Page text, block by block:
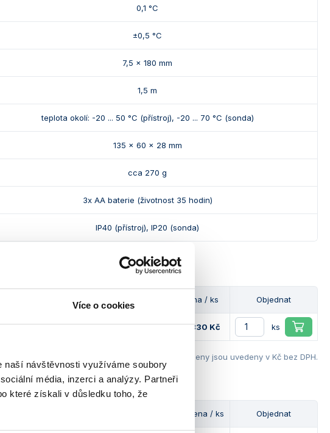
Více o cookies
naší návštěvnosti využíváme soubory
média, inzerci a analýzy. Partneři
které získali v důsledku toho, že
0,1 °C
±0,5 °C
7,5 x 180 mm
1,5 m
teplota okolí: -20 ... 50 °C (přístroj), -20 ... 70 °C (sonda)
135 x 60 x 28 mm
cca 270 g
3x AA baterie (životnost 35 hodin)
IP40 (přístroj), IP20 (sonda)
Dostupnost Cena / ks Objednat
a 3 ks AA baterií 13 830 Kč ks
Ceny jsou uvedeny v Kč bez DPH.
Cena / ks Objednat